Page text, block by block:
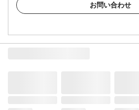
お問い合わせ